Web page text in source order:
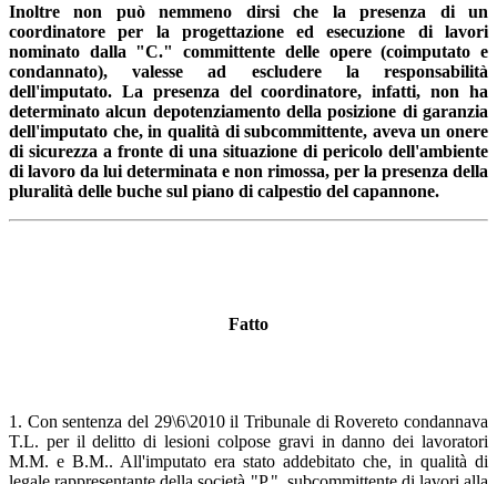
Inoltre non può nemmeno dirsi che la presenza di un
coordinatore per la progettazione ed esecuzione di lavori
nominato dalla "C." committente delle opere (coimputato e
condannato), valesse ad escludere la responsabilità
dell'imputato. La presenza del coordinatore, infatti, non ha
determinato alcun depotenziamento della posizione di garanzia
dell'imputato che, in qualità di subcommittente, aveva un onere
di sicurezza a fronte di una situazione di pericolo dell'ambiente
di lavoro da lui determinata e non rimossa, per la presenza della
pluralità delle buche sul piano di calpestio del capannone.
Fatto
1. Con sentenza del 29\6\2010 il Tribunale di Rovereto condannava
T.L. per il delitto di lesioni colpose gravi in danno dei lavoratori
M.M. e B.M.. All'imputato era stato addebitato che, in qualità di